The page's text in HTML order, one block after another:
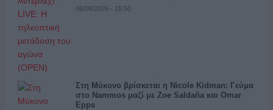
06/08/2026 - 15:50
Στη Μύκονο βρίσκεται η Nicole Kidman: Γεύμα
στο Nammos μαζί με Zoe Saldaña και Omar
Epps